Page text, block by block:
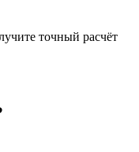
точный расчёт